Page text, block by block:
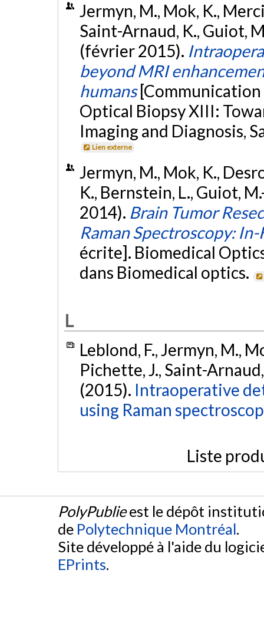
Jermyn, M., Mok, K.,
Saint-Arnaud, K., Guiot,
(février 2015).
beyond MRI
humans
Optical Biopsy XIII:
Imaging and Diagnosis,
Lien externe
Jermyn, M., Mok, K.,
K., Bernstein, L., Guiot,
2014). Brain Tumor
Raman Spectroscopy:
écrite]. Biomedical
dans Biomedical optics.
L
Leblond, F., Jermyn, M.,
Pichette, J., Saint-
(2015). Intraoperative
using Raman
Liste
PolyPublieest le dépôt
de Polytechnique Montréal.
Site développé à l'aide du
EPrints.